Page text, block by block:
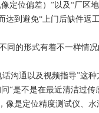
定位偏差）”以及“厂
到避免“上门后缺件返
的形式有着不一样情
沟通以及视频指导”这
“是不是在最近清洁过
是定位精度测试仪、